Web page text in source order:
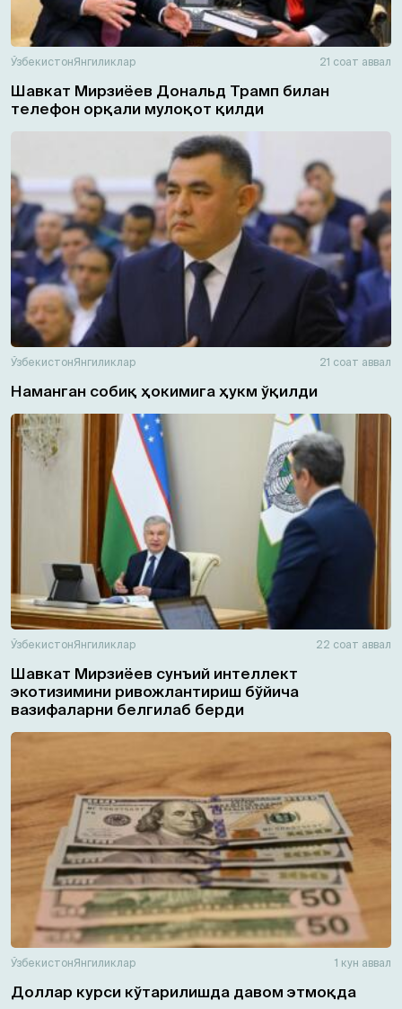
ЎзбекистонЯнгиликлар 21 соат аввал
Шавкат Мирзиёев Дональд Трамп билан
телефон орқали мулоқот қилди
ЎзбекистонЯнгиликлар 21 соат аввал
Наманган собиқ ҳокимига ҳукм ўқилди
ЎзбекистонЯнгиликлар 22 соат аввал
Шавкат Мирзиёев сунъий интеллект
экотизимини ривожлантириш бўйича
вазифаларни белгилаб берди
ЎзбекистонЯнгиликлар 1 кун аввал
Доллар курси кўтарилишда давом этмоқда